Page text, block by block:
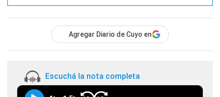
Agregar Diario de Cuyo en
Escuchá la nota completa